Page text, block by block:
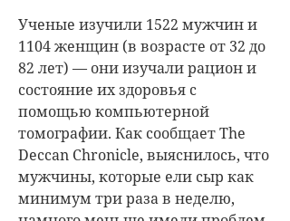
Ученые изучили 1522 мужчин и
1104 женщин (в возрасте от 32 до
82 лет) — они изучали рацион и
состояние их здоровья с
помощью компьютерной
томографии. Как сообщает The
Deccan Chronicle, выяснилось, что
мужчины, которые ели сыр как
минимум три раза в неделю,